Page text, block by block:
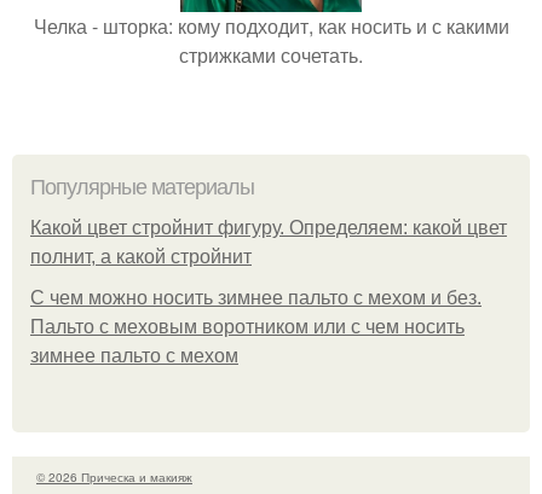
Челка - шторка: кому подходит, как носить и с какими
стрижками сочетать.
Популярные материалы
Какой цвет стройнит фигуру. Определяем: какой цвет
полнит, а какой стройнит
C чем можно носить зимнее пальто с мехом и без.
Пальто с меховым воротником или с чем носить
зимнее пальто с мехом
© 2026 Прическа и макияж